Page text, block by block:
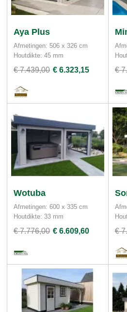
Aya Plus
Afmetingen: 506 x 326 cm
Houtdikte: 45 mm
€ 7.439,00 € 6.323,15 €
Wotuba
Afmetingen: 600 x 335 cm
Houtdikte: 33 mm
€ 7.776,00 € 6.609,60 €